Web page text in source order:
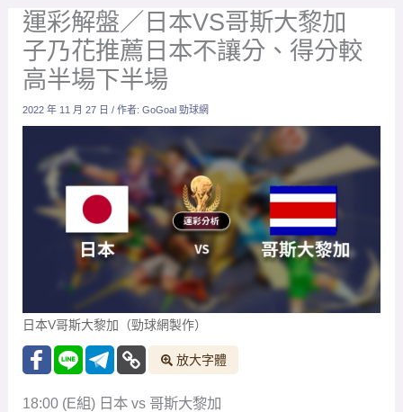
運彩解盤／日本VS哥斯大黎加
子乃花推薦日本不讓分、得分較
高半場下半場
2022 年 11 月 27 日/ 作者:GoGoal 勁球網
日本V哥斯大黎加（勁球網製作）
放大字體
18:00 (E組) 日本 vs 哥斯大黎加